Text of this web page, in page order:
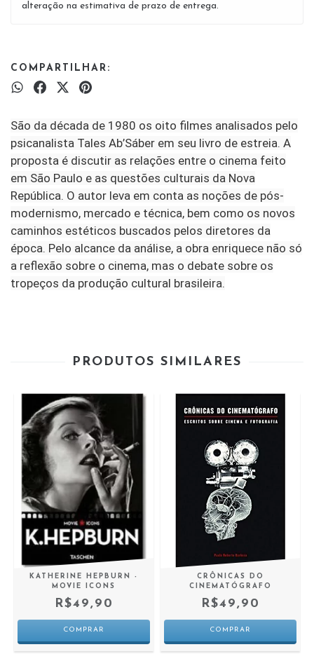
alteração na estimativa de prazo de entrega.
COMPARTILHAR:
São da década de 1980 os oito filmes analisados pelo
psicanalista Tales Ab’Sáber em seu livro de estreia. A
proposta é discutir as relações entre o cinema feito
em São Paulo e as questões culturais da Nova
República. O autor leva em conta as noções de pós-
modernismo, mercado e técnica, bem como os novos
caminhos estéticos buscados pelos diretores da
época. Pelo alcance da análise, a obra enriquece não só
a reflexão sobre o cinema, mas o debate sobre os
tropeços da produção cultural brasileira.
PRODUTOS SIMILARES
KATHERINE HEPBURN -
MOVIE ICONS
R$49,90
CRÔNICAS DO
CINEMATÓGRAFO
R$49,90